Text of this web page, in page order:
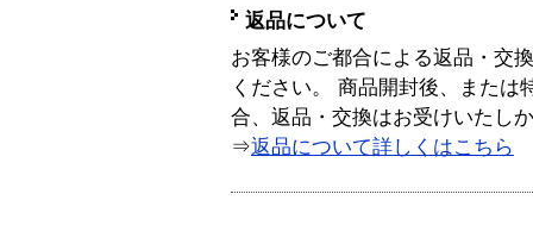
返品について
お客様のご都合による返品・交
ください。 商品開封後、または
合、返品・交換はお受けいたし
⇒返品について詳しくはこちら